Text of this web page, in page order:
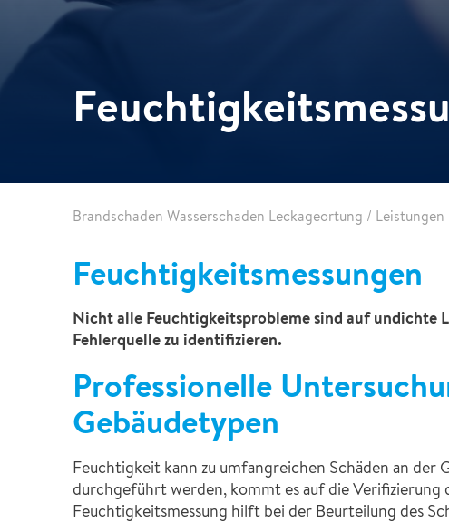
Weitere Dienstleistungen
Nachhaltigkeit
Brandschaden Wasserschaden Leckageortung / Leistungen
Feuchtigkeitsmessungen
Nicht alle Feuchtigkeitsprobleme sind auf undichte
Fehlerquelle zu identifizieren.
Professionelle
Gebäudetypen
Feuchtigkeit kann zu umfangreichen Schäden an der
durchgeführt werden, kommt es auf die Verifizierung
Feuchtigkeitsmessung hilft bei der Beurteilung des